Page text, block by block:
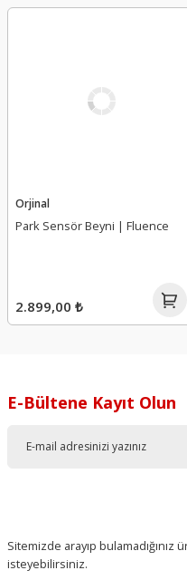
Orjinal
Park Sensör Beyni | Fluence
2.899,00 ₺
E-Bültene Kayıt Olun
Sitemizde arayıp bulamadığınız
isteyebilirsiniz.